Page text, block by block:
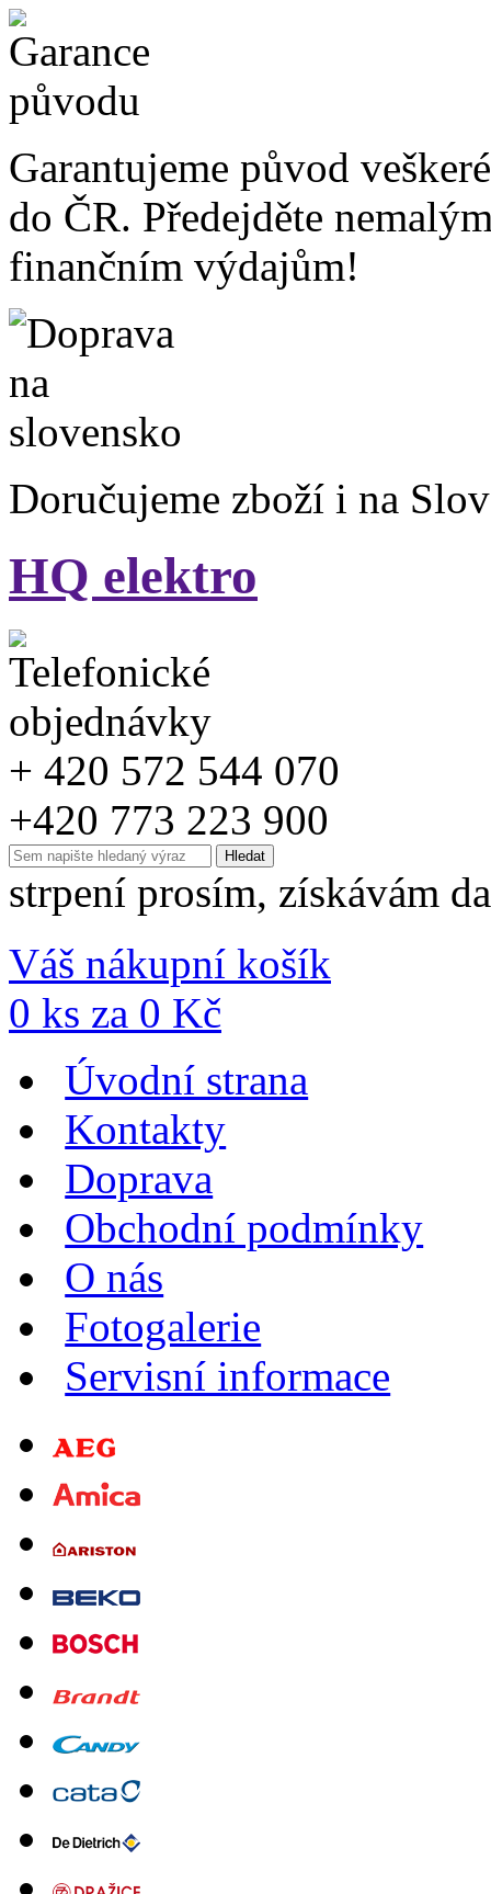
Garantujeme původ
do ČR. Předejděte
finančním výdajům!
Doručujeme zboží i na
HQ elektro
+ 420 572 544 070
+420 773 223 900
strpení prosím, získávám
Váš nákupní košík
0 ks za 0 Kč
Úvodní strana
Kontakty
Doprava
Obchodní podmínky
O nás
Fotogalerie
Servisní informace